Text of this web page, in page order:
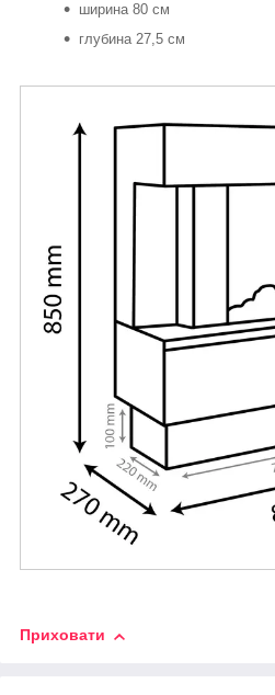
ширина 80 см
глубина 27,5 см
Приховати